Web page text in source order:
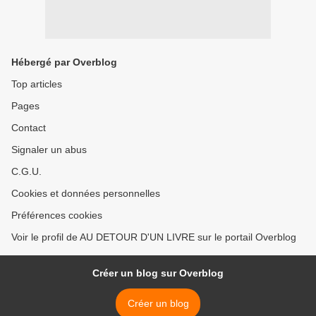
Hébergé par Overblog
Top articles
Pages
Contact
Signaler un abus
C.G.U.
Cookies et données personnelles
Préférences cookies
Voir le profil de AU DETOUR D'UN LIVRE sur le portail Overblog
Créer un blog sur Overblog
Créer un blog